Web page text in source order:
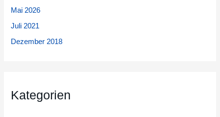
Mai 2026
Juli 2021
Dezember 2018
Kategorien